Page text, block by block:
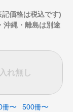
価格は税込です)
沖縄・離島は別途
れ無し
冊〜 500冊〜